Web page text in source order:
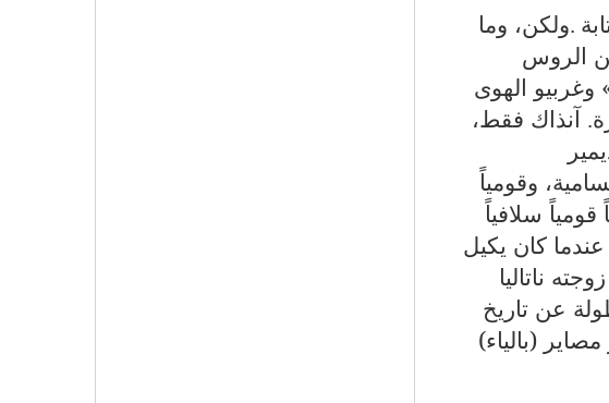
.ولكن، وما
بين الروس
وغربيو الهوى
. آنذاك فقط،
أنه كان معادياً للسامية، وقومياً
سلافياً
عندما كان يكيل
ناتاليا
عن تاريخ
(بالياء)